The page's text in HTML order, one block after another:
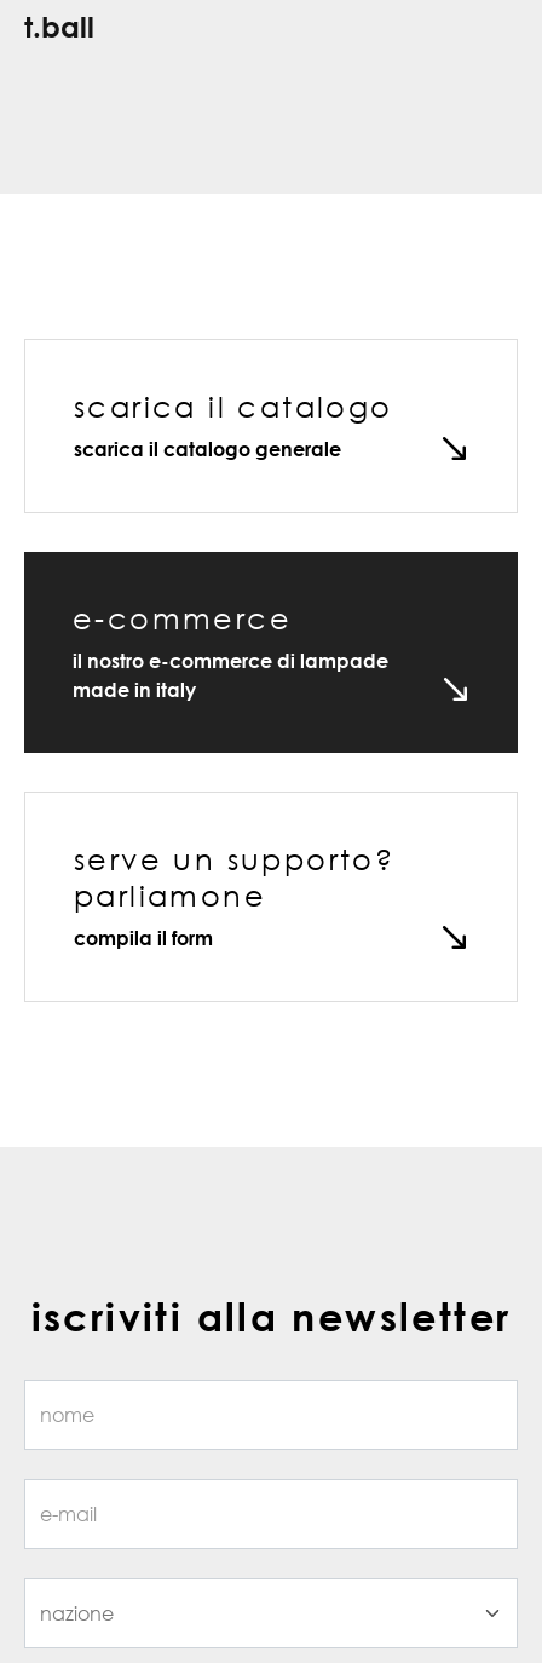
t.ball
scarica il catalogo
scarica il catalogo generale
e-commerce
il nostro e-commerce di lampade
made in italy
serve un supporto?
parliamone
compila il form
iscriviti alla newsletter